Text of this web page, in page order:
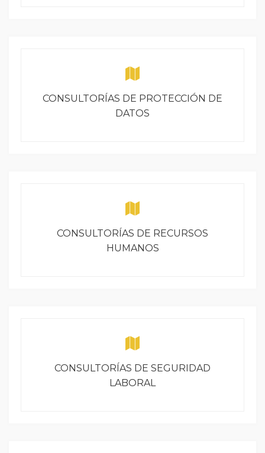
CONSULTORÍAS DE PROTECCIÓN DE
DATOS
CONSULTORÍAS DE RECURSOS
HUMANOS
CONSULTORÍAS DE SEGURIDAD
LABORAL